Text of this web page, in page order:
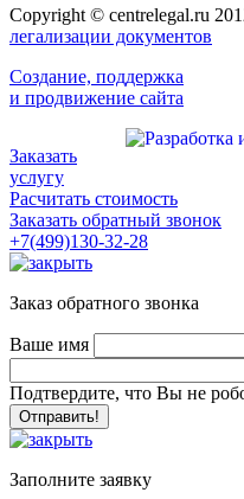
Copyright © centrelegal.ru
легализации документов
Создание, поддержка
и продвижение сайта
Заказать
услугу
Расчитать стоимость
Заказать обратный звонок
+7(499)130-32-28
Заказ обратного звонка
Ваше имя
Подтвердите, что Вы не
Заполните заявку